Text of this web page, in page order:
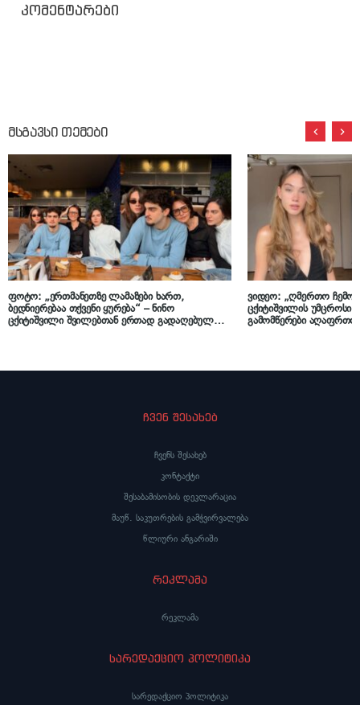
კომენტარები
მსგავსი თემები
ფოტო: „ერთმანეთზე ლამაზები ხართ,
ბედნიერებაა თქვენი ყურება“ – ნინო
ცქიტიშვილი შვილებთან ერთად გადაღებულ
ვიდეო: „ღმერთო
ცქიტიშვილის უმცროსი
გამომწერები
ჩვენ შესახებ
ჩვენს შესახებ
კონტაქტი
შესაბამისობის დეკლარაცია
მაუწ. საკუთრების გამჭვირვალება
წლიური ანგარიში
რეკლამა
რეკლამა
სარედაქციო პოლიტიკა
სარედაქციო პოლიტიკა